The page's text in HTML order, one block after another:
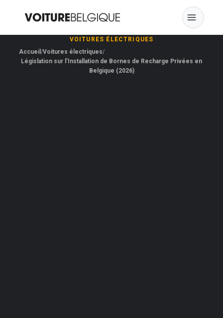
VOITURES ÉLECTRIQUES
Accueil Voitures électriques
Législation sur l’Installation de Bornes de Recharge Privées en
Belgique (2026)